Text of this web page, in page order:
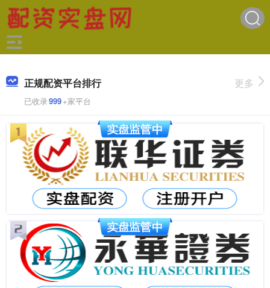
正规配资平台排行
已收录999+家平台
更多